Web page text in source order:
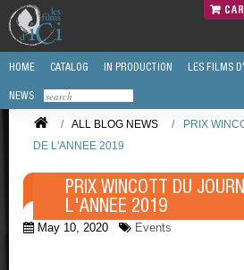
HOME CATALOG IN PRODUCTION LES FILMS
NEWS
/ ALL BLOG NEWS /
PRIX
DE L'ANNEE 2019
PRIX WINCOTT DU
L'ANNEE 2019
May 10, 2020 Events